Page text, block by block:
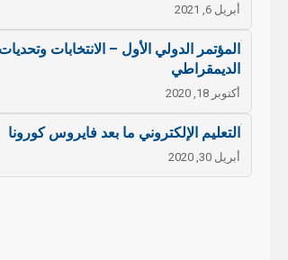
أبريل 6, 2021
المؤتمر الدولي الأول – الانتخابات
الديمقراطي
أكتوبر 18, 2020
التعليم الإلكتروني ما بعد فايروس كورونا
أبريل 30, 2020